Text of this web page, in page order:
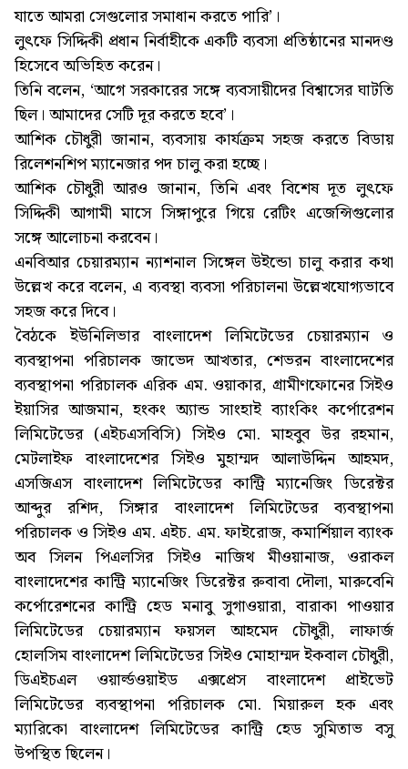
যাতে আমরা সেগুলোর সমাধান করতে পারি’।
লুৎফে সিদ্দিকী প্রধান নির্বাহীকে একটি ব্যবসা প্রতিষ্ঠানের মানদণ্ড
হিসেবে অভিহিত করেন।
তিনি বলেন, ‘আগে সরকারের সঙ্গে ব্যবসায়ীদের বিশ্বাসের ঘাটতি
ছিল। আমাদের সেটি দূর করতে হবে’।
আশিক চৌধুরী জানান, ব্যবসায় কার্যক্রম সহজ করতে বিডায়
রিলেশনশিপ ম্যানেজার পদ চালু করা হচ্ছে।
আশিক চৌধুরী আরও জানান, তিনি এবং বিশেষ দূত লুৎফে
সিদ্দিকী আগামী মাসে সিঙ্গাপুরে গিয়ে রেটিং এজেন্সিগুলোর
সঙ্গে আলোচনা করবেন।
এনবিআর চেয়ারম্যান ন্যাশনাল সিঙ্গেল উইন্ডো চালু করার কথা
উল্লেখ করে বলেন, এ ব্যবস্থা ব্যবসা পরিচালনা উল্লেখযোগ্যভাবে
সহজ করে দিবে।
বৈঠকে ইউনিলিভার বাংলাদেশ লিমিটেডের চেয়ারম্যান ও
ব্যবস্থাপনা পরিচালক জাভেদ আখতার, শেভরন বাংলাদেশের
ব্যবস্থাপনা পরিচালক এরিক এম. ওয়াকার, গ্রামীণফোনের সিইও
ইয়াসির আজমান, হংকং অ্যান্ড সাংহাই ব্যাংকিং কর্পোরেশন
লিমিটেডের (এইচএসবিসি) সিইও মো. মাহবুব উর রহমান,
মেটলাইফ বাংলাদেশের সিইও মুহাম্মদ আলাউদ্দিন আহমদ,
এসজিএস বাংলাদেশ লিমিটেডের কান্ট্রি ম্যানেজিং ডিরেক্টর
আব্দুর রশিদ, সিঙ্গার বাংলাদেশ লিমিটেডের ব্যবস্থাপনা
পরিচালক ও সিইও এম. এইচ. এম. ফাইরোজ, কমার্শিয়াল ব্যাংক
অব সিলন পিএলসির সিইও নাজিথ মীওয়ানাজ, ওরাকল
বাংলাদেশের কান্ট্রি ম্যানেজিং ডিরেক্টর রুবাবা দৌলা, মারুবেনি
কর্পোরেশনের কান্ট্রি হেড মনাবু সুগাওয়ারা, বারাকা পাওয়ার
লিমিটেডের চেয়ারম্যান ফয়সল আহমেদ চৌধুরী, লাফার্জ
হোলসিম বাংলাদেশ লিমিটেডের সিইও মোহাম্মদ ইকবাল চৌধুরী,
ডিএইচএল ওয়ার্ল্ডওয়াইড এক্সপ্রেস বাংলাদেশ প্রাইভেট
লিমিটেডের ব্যবস্থাপনা পরিচালক মো. মিয়ারুল হক এবং
ম্যারিকো বাংলাদেশ লিমিটেডের কান্ট্রি হেড সুমিতাভ বসু
উপস্থিত ছিলেন।